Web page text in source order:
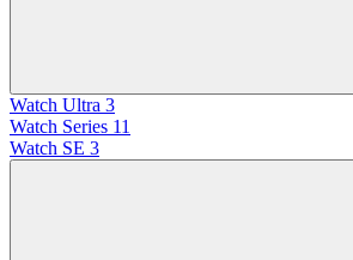
Watch Ultra 3
Watch Series 11
Watch SE 3